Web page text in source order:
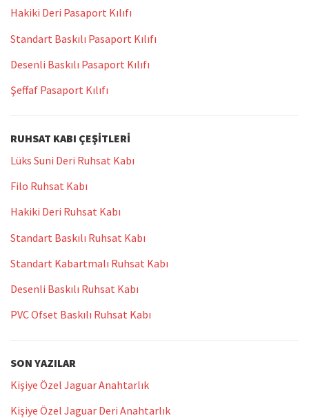
Hakiki Deri Pasaport Kılıfı
Standart Baskılı Pasaport Kılıfı
Desenli Baskılı Pasaport Kılıfı
Şeffaf Pasaport Kılıfı
RUHSAT KABI ÇEŞITLERI
Lüks Suni Deri Ruhsat Kabı
Filo Ruhsat Kabı
Hakiki Deri Ruhsat Kabı
Standart Baskılı Ruhsat Kabı
Standart Kabartmalı Ruhsat Kabı
Desenli Baskılı Ruhsat Kabı
PVC Ofset Baskılı Ruhsat Kabı
SON YAZILAR
Kişiye Özel Jaguar Anahtarlık
Kişiye Özel Jaguar Deri Anahtarlık